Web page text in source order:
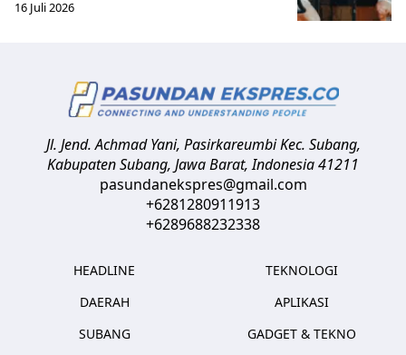
16 Juli 2026
Jl. Jend. Achmad Yani, Pasirkareumbi Kec. Subang,
Kabupaten Subang, Jawa Barat,Indonesia41211
pasundanekspres@gmail.com
+6281280911913
+6289688232338
HEADLINE
DAERAH
SUBANG
TEKNOLOGI
APLIKASI
GADGET & TEKNO